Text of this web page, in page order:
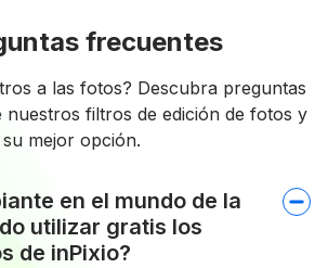
frecuentes
a las fotos? Descubra preguntas
filtros de edición de fotos y
mejor opción.
en el mundo de la
utilizar gratis los
de inPixio?